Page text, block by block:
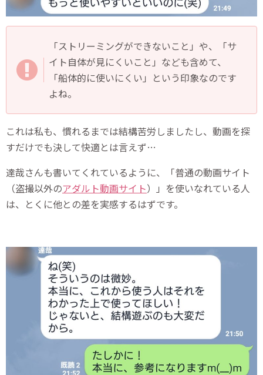
「ストリーミングができないこと」や、「サ
イト自体が見にくいこと」なども含めて、
「船体的に使いにくい」という印象なのです
よね。
これは私も、慣れるまでは結構苦労しましたし、動画を探
すだけでも決して快適とは言えず…
達哉さんも書いてくれているように、「普通の動画サイト
（盗撮以外のアダルト動画サイト）」を使いなれている人
は、とくに他との差を実感するはずです。